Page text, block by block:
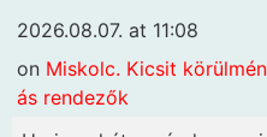
2026.08.07. at 11:08
on Miskolc. Kicsit
ás rendezők